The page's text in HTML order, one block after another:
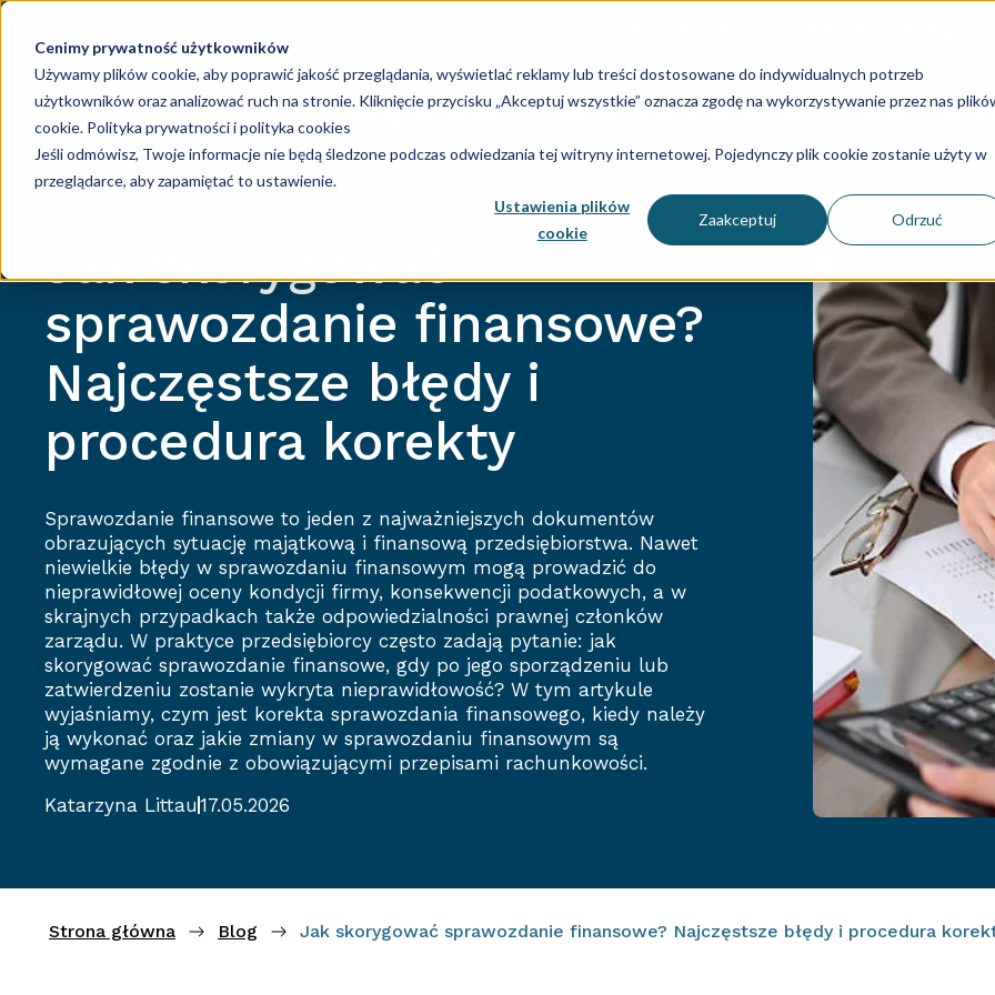
Cenimy prywatność użytkowników
Używamy plików cookie, aby poprawić jakość przeglądania, wyświetlać reklamy lub treści dostosowane do indywidualnych potrzeb
użytkowników oraz analizować ruch na stronie. Kliknięcie przycisku „Akceptuj wszystkie” oznacza zgodę na wykorzystywanie przez nas
cookie.Polityka prywatności i polityka cookies
Jeśli odmówisz, Twoje informacje nie będą śledzone podczas odwiedzania tej witryny internetowej. Pojedynczy plik cookie zostanie użyty w
przeglądarce, aby zapamiętać to ustawienie.
Ustawienia plików
cookie
Zaakceptuj Odrzuć
KsięgowośćKadry i płaceSprawozdania Technologia
Jak skorygować
sprawozdanie finansowe?
Najczęstsze błędy i
procedura korekty
Sprawozdanie finansowe to jeden z najważniejszych dokumentów
obrazujących sytuację majątkową i finansową przedsiębiorstwa. Nawet
niewielkie błędy w sprawozdaniu finansowym mogą prowadzić do
nieprawidłowej oceny kondycji firmy, konsekwencji podatkowych, a w
skrajnych przypadkach także odpowiedzialności prawnej członków
zarządu. W praktyce przedsiębiorcy często zadają pytanie: jak
skorygować sprawozdanie finansowe, gdy po jego sporządzeniu lub
zatwierdzeniu zostanie wykryta nieprawidłowość? W tym artykule
wyjaśniamy, czym jest korekta sprawozdania finansowego, kiedy należy
ją wykonać oraz jakie zmiany w sprawozdaniu finansowym są
wymagane zgodnie z obowiązującymi przepisami rachunkowości.
Katarzyna Littau 17.05.2026
Strona główna Blog Jak skorygować sprawozdanie finansowe? Najczęstsze błędy i procedura